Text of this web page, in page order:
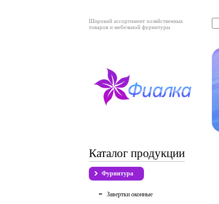
Широкий ассортимент хозяйственных
товаров и мебельной фурнитуры
Каталог продукции
Фурнитура
Завертки оконные